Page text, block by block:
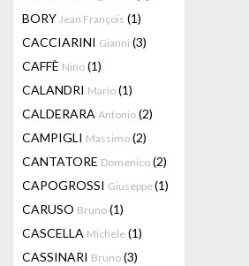
BORY Jean François (1)
CACCIARINI Gianni (3)
CAFFÈ Nino (1)
CALANDRI Mario (1)
CALDERARA Antonio (2)
CAMPIGLI Massimo (2)
CANTATORE Domenico (2)
CAPOGROSSI Giuseppe(1)
CARUSO Bruno (1)
CASCELLA Michele (1)
CASSINARI Bruno (3)